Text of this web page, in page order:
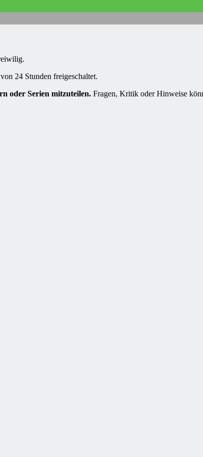
24 Stunden freigeschaltet.
oder Serien mitzuteilen. Fragen, Kritik oder Hinweise